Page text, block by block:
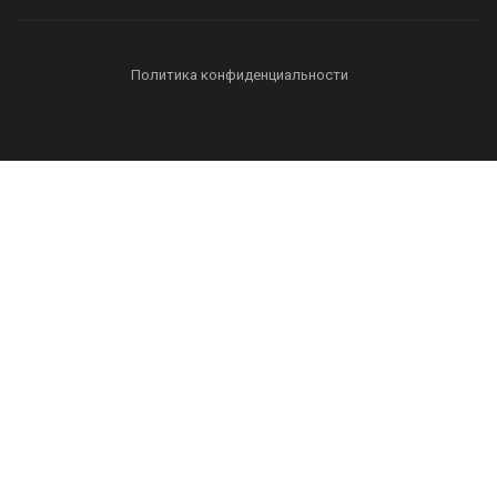
Политика конфиденциальности